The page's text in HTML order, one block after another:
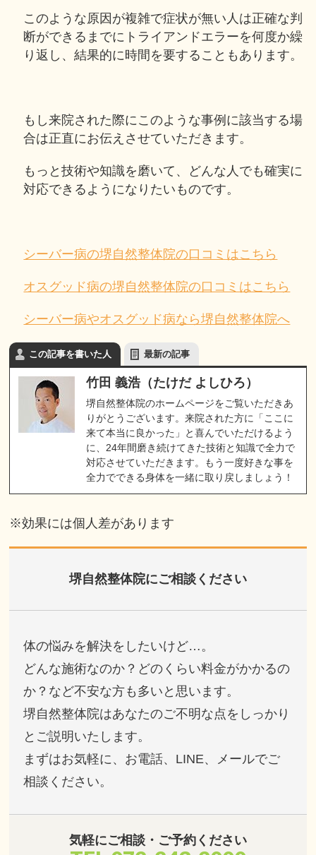
このような原因が複雑で症状が無い人は正確な判
断ができるまでにトライアンドエラーを何度か繰
り返し、結果的に時間を要することもあります。
もし来院された際にこのような事例に該当する場
合は正直にお伝えさせていただきます。
もっと技術や知識を磨いて、どんな人でも確実に
対応できるようになりたいものです。
シーバー病の堺自然整体院の口コミはこちら
オスグッド病の堺自然整体院の口コミはこちら
シーバー病やオスグッド病なら堺自然整体院へ
この記事を書いた人 最新の記事
竹田 義浩（たけだ よしひろ）
堺自然整体院のホームページをご覧いただきあ
りがとうございます。来院された方に「ここに
来て本当に良かった」と喜んでいただけるよう
に、24年間磨き続けてきた技術と知識で全力で
対応させていただきます。もう一度好きな事を
全力でできる身体を一緒に取り戻しましょう！
※効果には個人差があります
堺自然整体院にご相談ください
体の悩みを解決をしたいけど…。
どんな施術なのか？どのくらい料金がかかるの
か？など不安な方も多いと思います。
堺自然整体院はあなたのご不明な点をしっかり
とご説明いたします。
まずはお気軽に、お電話、LINE、メールでご
相談ください。
気軽にご相談・ご予約ください